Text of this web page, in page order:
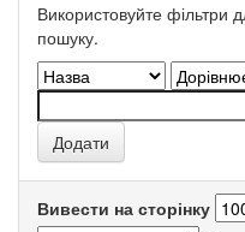
Використовуйте фільтри
пошуку.
Вивести на сторінку